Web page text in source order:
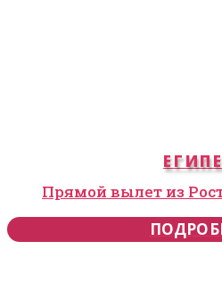
Прямой вылет из